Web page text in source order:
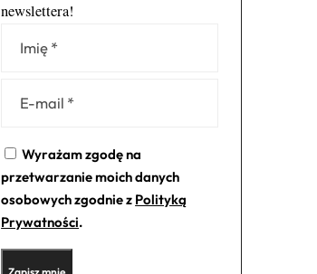
newslettera!
Wyrażam zgodę na
przetwarzanie moich danych
osobowych zgodnie z Polityką
Prywatności.
Alternative: